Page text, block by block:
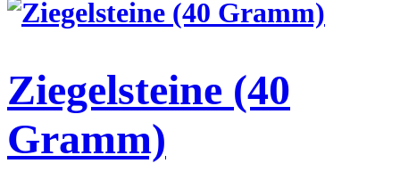
Ziegelsteine (40
Gramm)